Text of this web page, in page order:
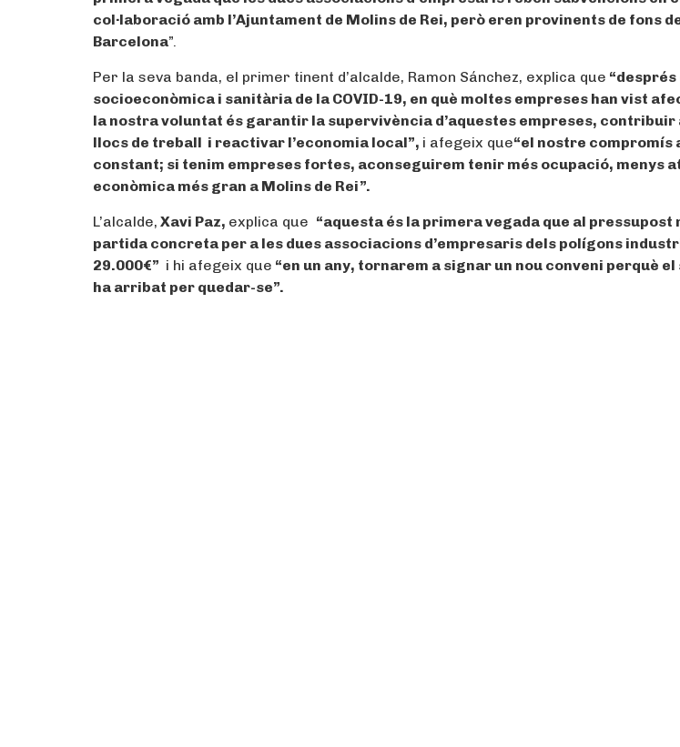
col·laboració amb l’Ajuntament de Molins de Rei, però eren provinents de fons
Barcelona”.
Per la seva banda, el primer tinent d’alcalde, Ramon Sánchez, explica que
socioeconòmica i sanitària de la COVID-19, en què moltes empreses han vist
la nostra voluntat és garantir la supervivència d’aquestes empreses, contribuir
llocs de treball i reactivar l’economia local”, i afegeix que“el nostre compromís
constant; si tenim empreses fortes, aconseguirem tenir més ocupació, menys
econòmica més gran a Molins de Rei”.
L’alcalde, Xavi Paz, explica que “aquesta és la primera vegada que al
partida concreta per a les dues associacions d’empresaris dels polígons
29.000€” i hi afegeix que “en un any, tornarem a signar un nou conveni perquè
ha arribat per quedar-se”.